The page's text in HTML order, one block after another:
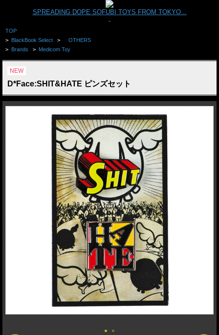
SPREADING DOPE SOFUBI TOYS FROM TOKYO...
TOP
> BlackBook Select > OTHERS
> Brands > Medicom Toy
NEW
D*Face:SHIT&HATE ピンズセット